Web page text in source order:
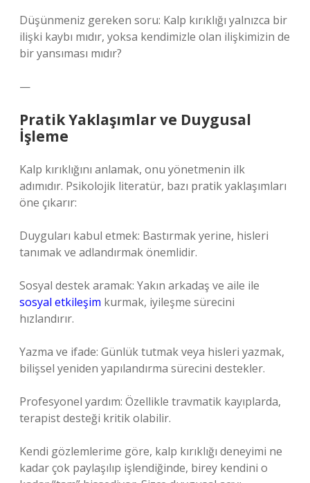
Düşünmeniz gereken soru: Kalp kırıklığı yalnızca bir
ilişki kaybı mıdır, yoksa kendimizle olan ilişkimizin de
bir yansıması mıdır?
—
Pratik Yaklaşımlar ve Duygusal
İşleme
Kalp kırıklığını anlamak, onu yönetmenin ilk
adımıdır. Psikolojik literatür, bazı pratik yaklaşımları
öne çıkarır:
Duyguları kabul etmek: Bastırmak yerine, hisleri
tanımak ve adlandırmak önemlidir.
Sosyal destek aramak: Yakın arkadaş ve aile ile
sosyal etkileşim kurmak, iyileşme sürecini
hızlandırır.
Yazma ve ifade: Günlük tutmak veya hisleri yazmak,
bilişsel yeniden yapılandırma sürecini destekler.
Profesyonel yardım: Özellikle travmatik kayıplarda,
terapist desteği kritik olabilir.
Kendi gözlemlerime göre, kalp kırıklığı deneyimi ne
kadar çok paylaşılıp işlendiğinde, birey kendini o